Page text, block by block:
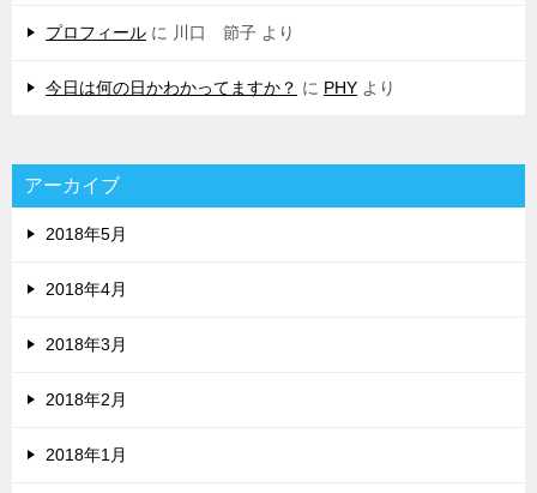
プロフィール に 川口 節子 より
今日は何の日かわかってますか？ に PHY より
アーカイブ
2018年5月
2018年4月
2018年3月
2018年2月
2018年1月